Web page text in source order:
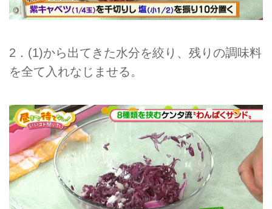
2．(1)から出てきた水分を絞り、残りの調味料
を全て入れなじませる。